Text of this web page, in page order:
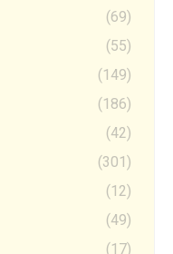
(69)
(55)
(149)
(186)
(42)
(301)
(12)
(49)
(17)